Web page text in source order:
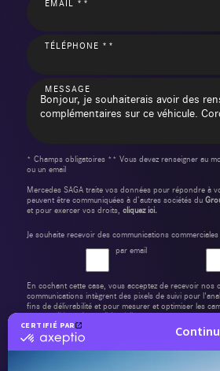
CERTIFIÉ PAR
certifié
TÉLÉPHONE **
MESSAGE
* Champs obligatoires ** Vous devez renseigner au
ou un email
Mercedes SAGA traite vos données pour répondre à
peuvent être communiquées à d’autres sociétés du
et pour exercer vos droits, cliquez ici.
Je souhaite recevoir des communications
par email
En cochant cette case, vous acceptez de recevoir nos
communications intègrent des pixels de suivi pour
fins de délivrabilité et pour mesurer et optimiser les
notrepolitique de confidentialité.